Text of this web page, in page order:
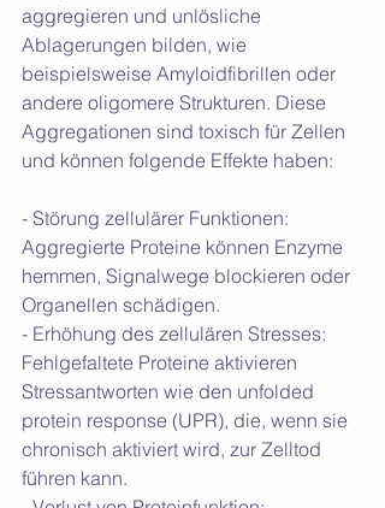
aggregieren und unlösliche
Ablagerungen bilden, wie
beispielsweise Amyloidfibrillen oder
andere oligomere Strukturen. Diese
Aggregationen sind toxisch für Zellen
und können folgende Effekte haben:
- Störung zellulärer Funktionen:
Aggregierte Proteine können Enzyme
hemmen, Signalwege blockieren oder
Organellen schädigen.
- Erhöhung des zellulären Stresses:
Fehlgefaltete Proteine aktivieren
Stressantworten wie den unfolded
protein response (UPR), die, wenn sie
chronisch aktiviert wird, zur Zelltod
führen kann.